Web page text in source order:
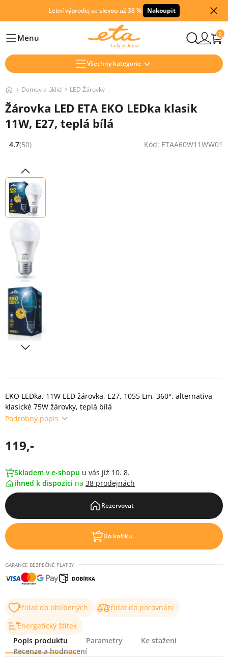
Letní výprodej se slevou až 38 % Nakoupit
HlavníMenu 0
Všechny kategorie
Domov a úklid LED Žárovky
Žárovka LED ETA EKO LEDka klasik
11W, E27, teplá bílá
Hodnocení: 4.7 z 5 (50 recenzí)
4.7(50) Kód: ETAA60W11WW01
EKO LEDka, 11W LED žárovka, E27, 1055 Lm, 360°, alternativa
klasické 75W žárovky, teplá bílá
Podrobný popis
119,-
Skladem v e-shopu u vás již 10. 8.
ihned k dispozici na 38 prodejnách
Rezervovat
Do košíku
GARANCE BEZPEČNÉ PLATBY
Přidat do oblíbených
Přidat do porovnání
Energetický štítek
Popis produktu
Parametry
Ke stažení
Recenze a hodnocení